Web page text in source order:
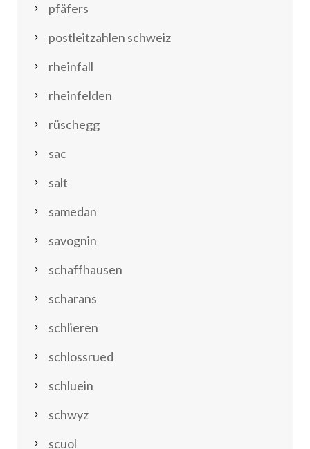
pfäfers
postleitzahlen schweiz
rheinfall
rheinfelden
rüschegg
sac
salt
samedan
savognin
schaffhausen
scharans
schlieren
schlossrued
schluein
schwyz
scuol